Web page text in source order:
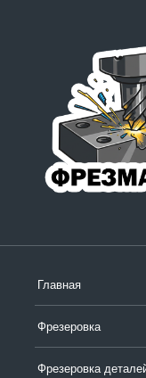
Главная
Фрезеровка
Фрезеровка